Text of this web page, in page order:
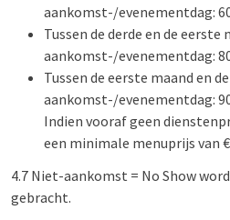
aankomst-/evenementdag:
Tussen de derde en de eerste
aankomst-/evenementdag:
Tussen de eerste maand en de
aankomst-/evenementdag:
Indien vooraf geen
een minimale menuprijs van
4.7 Niet-aankomst = No Show
gebracht.